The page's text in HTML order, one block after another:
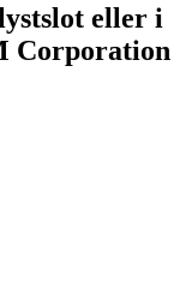
eller i
Corporation